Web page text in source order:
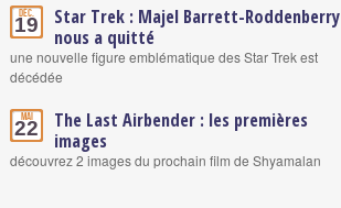
Déc.
19
Star Trek : Majel Barrett-Roddenberry
nous a quitté
une nouvelle figure emblématique des Star Trek est
décédée
Mai
22
The Last Airbender : les premières
images
découvrez 2 images du prochain film de Shyamalan